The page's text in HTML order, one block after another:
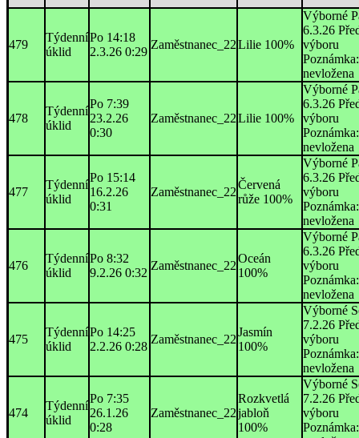
479
Týdenní
úklid
Po 14:18
2.3.26 0:29
Zaměstnanec_22Lilie 100%
Výborné
6.3.26
výboru
Poznámka:
nevložena
478
Týdenní
úklid
Po 7:39
23.2.26
0:30
Zaměstnanec_22Lilie 100%
Výborné
6.3.26
výboru
Poznámka:
nevložena
477
Týdenní
úklid
Po 15:14
16.2.26
0:31
Zaměstnanec_22
Červená
růže 100%
Výborné
6.3.26
výboru
Poznámka:
nevložena
476
Týdenní
úklid
Po 8:32
9.2.26 0:32
Zaměstnanec_22
Oceán
100%
Výborné
6.3.26
výboru
Poznámka:
nevložena
475
Týdenní
úklid
Po 14:25
2.2.26 0:28
Zaměstnanec_22
Jasmín
100%
Výborné
7.2.26
výboru
Poznámka:
nevložena
474
Týdenní
úklid
Po 7:35
26.1.26
0:28
Zaměstnanec_22
Rozkvetlá
jabloň
100%
Výborné
7.2.26
výboru
Poznámka: